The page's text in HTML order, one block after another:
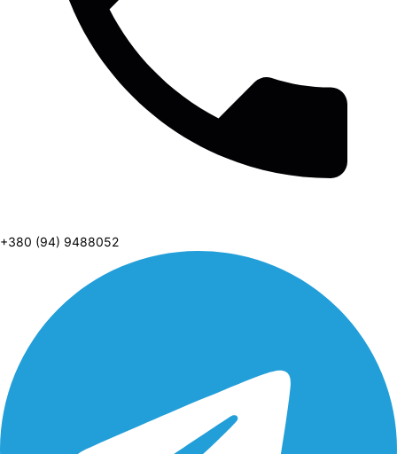
+380 (94) 9488052